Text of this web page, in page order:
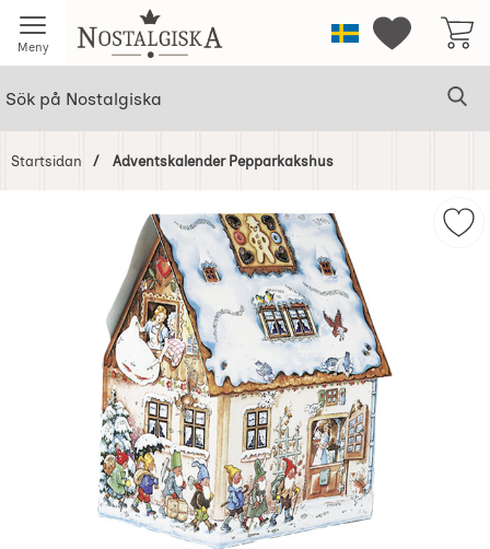
Meny Startsidan för NostalgiskaSverigeMina
Startsidan Adventskalender Pepparkakshus